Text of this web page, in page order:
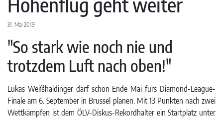
31. Mai 2019
"So stark wie noch nie und
trotzdem Luft nach oben!"
Lukas Weißhaidinger darf schon Ende Mai fürs Diamond-League-
Finale am 6. September in Brüssel planen. Mit 13 Punkten nach zwei
Wettkämpfen ist dem ÖLV-Diskus-Rekordhalter ein Startplatz unter